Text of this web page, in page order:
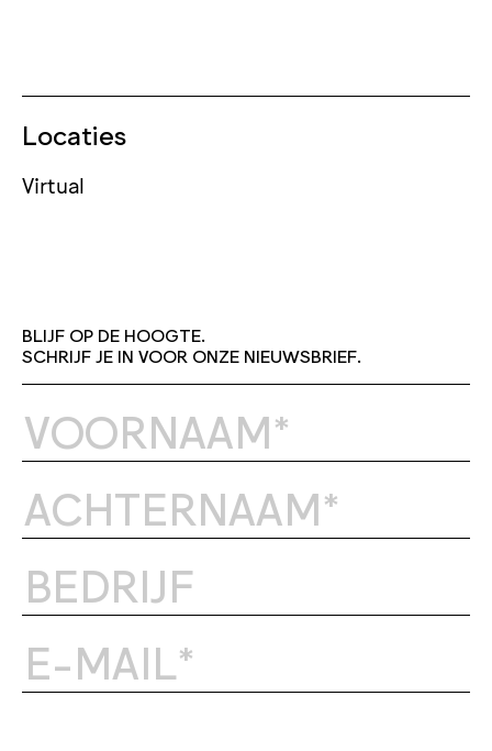
Locaties
Virtual
BLIJF OP DE HOOGTE.
SCHRIJF JE IN VOOR ONZE NIEUWSBRIEF.